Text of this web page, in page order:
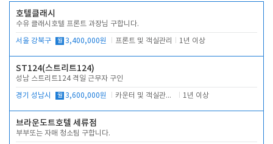
호텔클래시
수유 클래시호텔 프론트 과장님 구합니다.
서울 강북구 월 3,400,000원 프론트 및 객실관리 1년 이상
ST124(스트리트124)
성남 스트리트124 격일 근무자 구인
경기 성남시 월 3,600,000원 카운터 및 객실관리 전반 1년 이상
브라운도트호텔 세류점
부부또는 자매 청소팀 구합니다.